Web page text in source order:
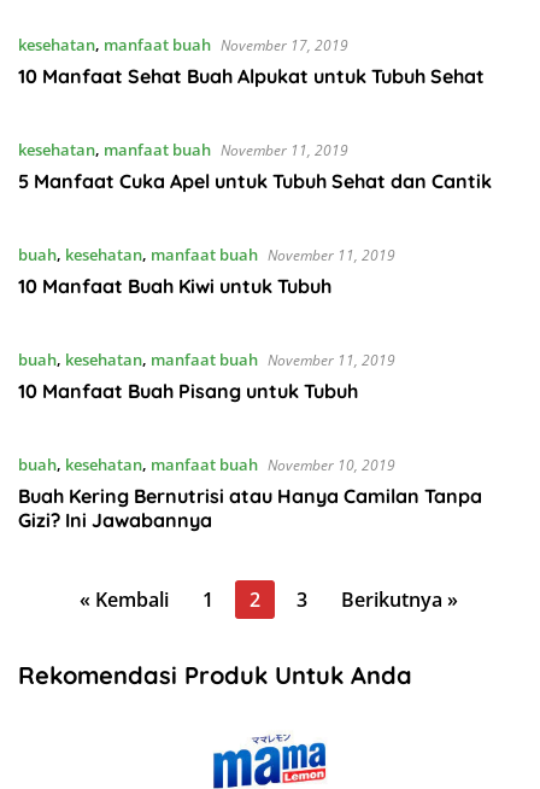
kesehatan, manfaat buah November 17, 2019
10 Manfaat Sehat Buah Alpukat untuk Tubuh Sehat
kesehatan, manfaat buah November 11, 2019
5 Manfaat Cuka Apel untuk Tubuh Sehat dan Cantik
buah, kesehatan, manfaat buah November 11, 2019
10 Manfaat Buah Kiwi untuk Tubuh
buah, kesehatan, manfaat buah November 11, 2019
10 Manfaat Buah Pisang untuk Tubuh
buah, kesehatan, manfaat buah November 10, 2019
Buah Kering Bernutrisi atau Hanya Camilan Tanpa
Gizi? Ini Jawabannya
Paginasi« Kembali 1 2 3 Berikutnya »
Rekomendasi Produk Untuk Anda